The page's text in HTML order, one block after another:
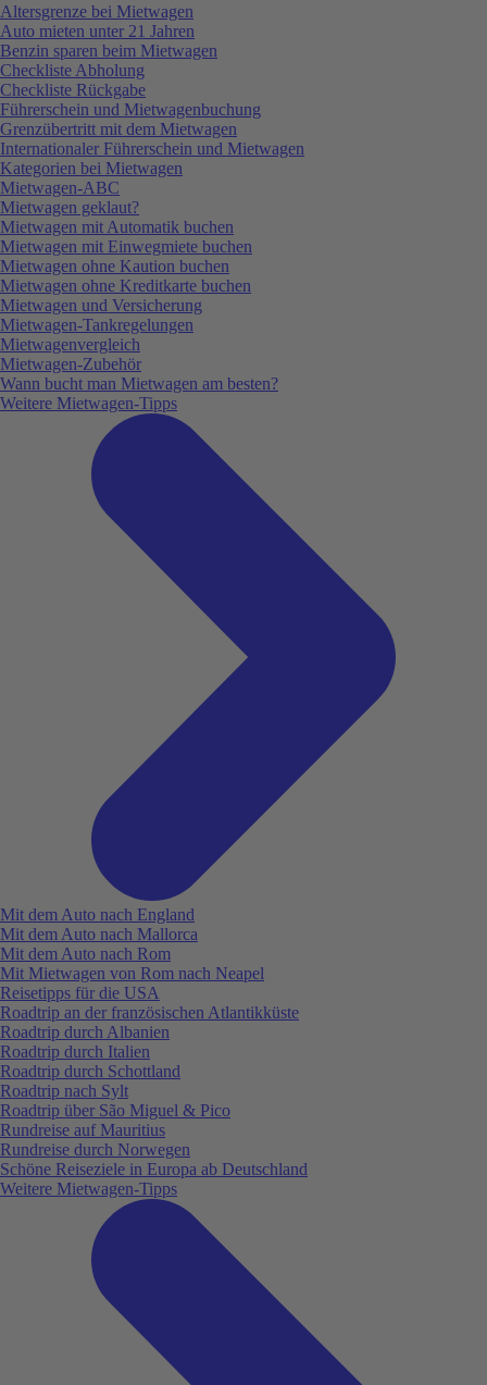
Altersgrenze bei Mietwagen
Auto mieten unter 21 Jahren
Benzin sparen beim Mietwagen
Checkliste Abholung
Checkliste Rückgabe
Führerschein und Mietwagenbuchung
Grenzübertritt mit dem Mietwagen
Internationaler Führerschein und Mietwagen
Kategorien bei Mietwagen
Mietwagen-ABC
Mietwagen geklaut?
Mietwagen mit Automatik buchen
Mietwagen mit Einwegmiete buchen
Mietwagen ohne Kaution buchen
Mietwagen ohne Kreditkarte buchen
Mietwagen und Versicherung
Mietwagen-Tankregelungen
Mietwagenvergleich
Mietwagen-Zubehör
Wann bucht man Mietwagen am besten?
Weitere Mietwagen-Tipps
Mit dem Auto nach England
Mit dem Auto nach Mallorca
Mit dem Auto nach Rom
Mit Mietwagen von Rom nach Neapel
Reisetipps für die USA
Roadtrip an der französischen Atlantikküste
Roadtrip durch Albanien
Roadtrip durch Italien
Roadtrip durch Schottland
Roadtrip nach Sylt
Roadtrip über São Miguel & Pico
Rundreise auf Mauritius
Rundreise durch Norwegen
Schöne Reiseziele in Europa ab Deutschland
Weitere Mietwagen-Tipps